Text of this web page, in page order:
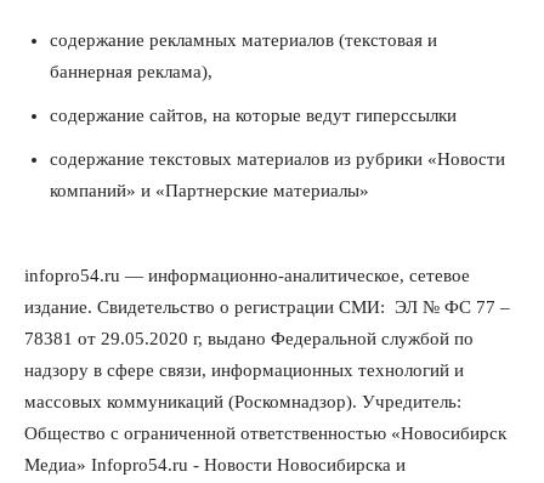
Синоптики рассказали о погоде в Новосибирске на
выходных
Жители Новосибирска смогут добровольно повысить
свою пенсию
Деньгами будут распоряжаться дети: в десяти школах
Новосибирской области введут инициативное
Общество Право&Порядок
В Новосибирске руководителя отдела полиции
заключили под стражу
07 Августа 2026, 10:15
содержание рекламных материалов (текстовая и
баннерная реклама),
содержание сайтов, на которые ведут гиперссылки
содержание текстовых материалов из рубрики «Новости
компаний» и «Партнерские материалы»
infopro54.ru — информационно-аналитическое, сетевое
издание. Свидетельство о регистрации СМИ: ЭЛ № ФС 77 –
78381 от 29.05.2020 г, выдано Федеральной службой по
надзору в сфере связи, информационных технологий и
массовых коммуникаций (Роскомнадзор). Учредитель:
Общество с ограниченной ответственностью «Новосибирск
Медиа» Infopro54.ru - Новости Новосибирска и